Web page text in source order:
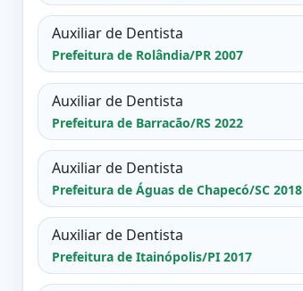
Auxiliar de Dentista
Prefeitura de Rolândia/PR 2007
Auxiliar de Dentista
Prefeitura de Barracão/RS 2022
Auxiliar de Dentista
Prefeitura de Águas de Chapecó/SC 2018
Auxiliar de Dentista
Prefeitura de Itainópolis/PI 2017